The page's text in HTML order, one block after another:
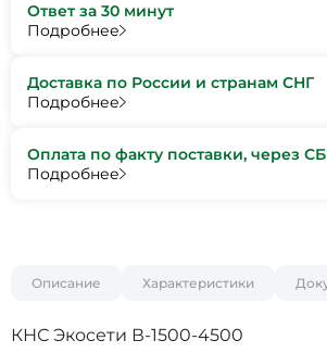
Ответ за 30 минут
Подробнее
Доставка по России и странам СНГ
Подробнее
Оплата по факту поставки, через
Подробнее
Описание Характеристики
КНС Экосети В-1500-4500